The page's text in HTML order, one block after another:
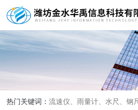
热门关键词：流速仪、雨量计、水尺、钢